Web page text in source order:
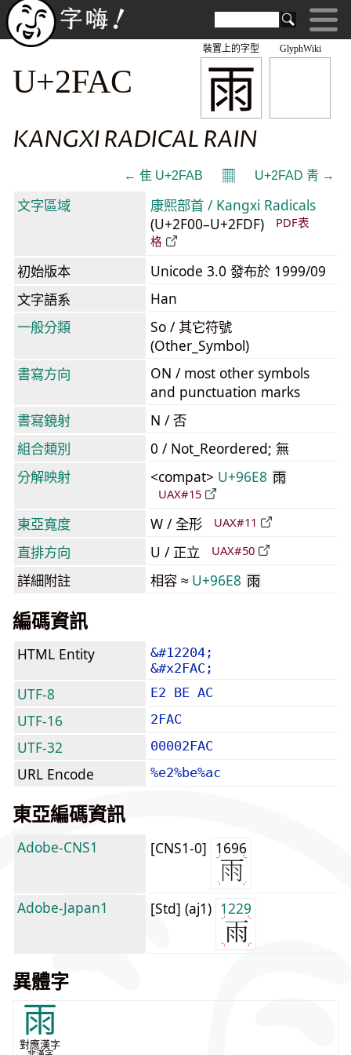
GlyphWiki
⾬
裝置上的字型
U+2FAC
KANGXI RADICAL RAIN
← ⾫ U+2FAB 𝄜 U+2FAD ⾭ →
文字區域
康熙部首 / Kangxi Radicals
(U+2F00–U+2FDF)
PDF表
格
初始版本
Unicode 3.0 發布於 1999/09
文字語系
Han
一般分類
So / 其它符號
(Other_Symbol)
書寫方向
ON / most other symbols
and punctuation marks
書寫鏡射
N / 否
組合類別
0 / Not_Reordered; 無
分解映射
<compat> U+96E8 雨
UAX#15
東亞寬度 W / 全形 UAX#11
直排方向 U / 正立 UAX#50
詳細附註 相容 ≈ U+96E8 雨
編碼資訊
HTML Entity
&#12204;
&#x2FAC;
UTF-8 E2 BE AC
UTF-16 2FAC
UTF-32 00002FAC
URL Encode %e2%be%ac
東亞編碼資訊
Adobe-CNS1 [CNS1-0] 1696
Adobe-Japan1 [Std] (aj1) 1229
異體字
雨
對應漢字